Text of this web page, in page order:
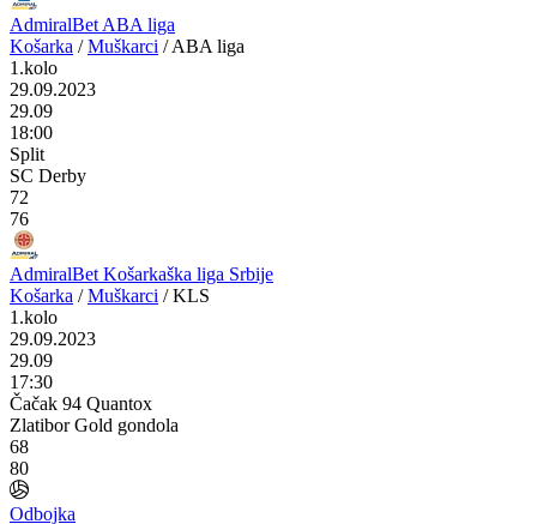
AdmiralBet ABA liga
Košarka / Muškarci / ABA liga
1.kolo
29.09.2023
29.09
18:00
Split
SC Derby
72
76
AdmiralBet Košarkaška liga Srbije
Košarka / Muškarci / KLS
1.kolo
29.09.2023
29.09
17:30
Čačak 94 Quantox
Zlatibor Gold gondola
68
80
Odbojka